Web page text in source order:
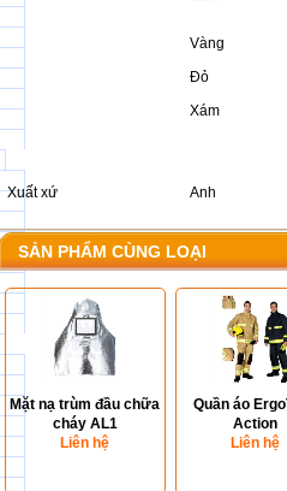
Vàng
Đỏ
Xám
Xuất xứ Anh
SẢN PHẨM CÙNG LOẠI
Mặt nạ trùm đầu chữa
cháy AL1
Liên hệ
Quần áo
Action
Liên hệ